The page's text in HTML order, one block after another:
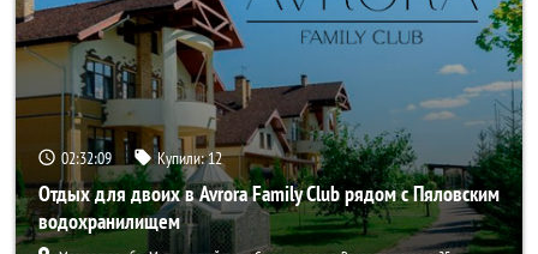
02:32:08 Купили:12
Отдых для двоих в Avrora Family Club рядом с Пяловским
водохранилищем